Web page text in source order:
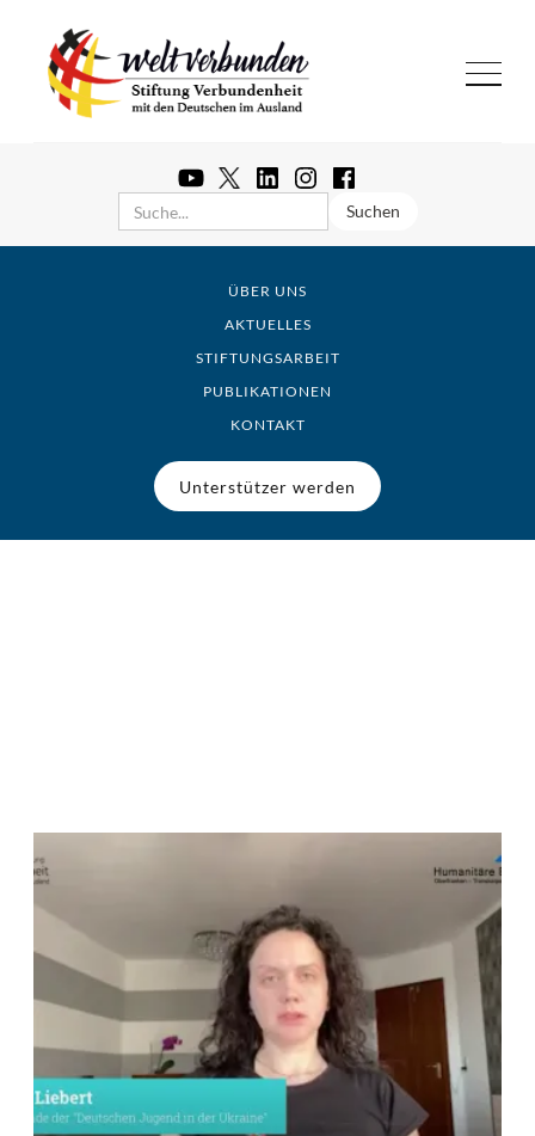
ÜBER UNS
AKTUELLES
STIFTUNGSARBEIT
PUBLIKATIONEN
KONTAKT
Unterstützer werden